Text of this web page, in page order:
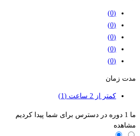
(0)
(0)
(0)
(0)
(0)
مدت زمان
کمتر از 2 ساعت (1)
ما 1 دوره در دسترس برای شما پیدا کردیم
مشاهده